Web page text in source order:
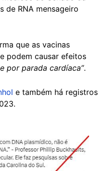
de RNA mensageiro
que as vacinas
podem causar efeitos
por parada cardíaca”.
e também há registros